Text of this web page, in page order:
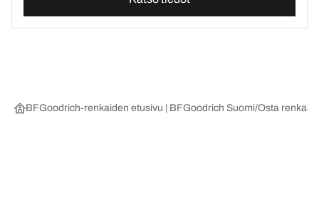
BFGoodrich-renkaiden etusivu | BFGoodrich Suomi Osta renkaat